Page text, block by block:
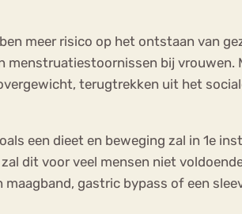
meer risico op het ontstaan van
menstruatiestoornissen bij vrouwen.
terugtrekken uit het
een dieet en beweging zal in 1e
dit voor veel mensen niet
maagband, gastric bypass of een